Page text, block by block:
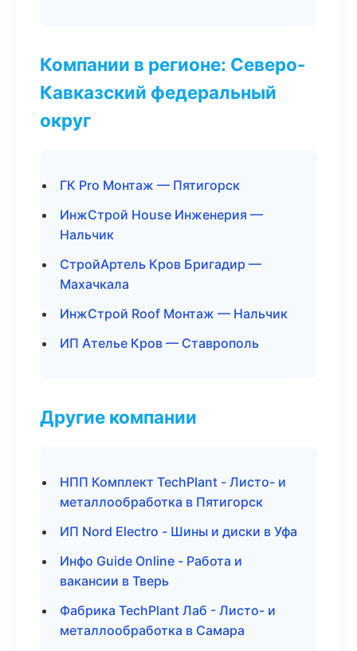
Компании в регионе: Северо-
Кавказский федеральный
округ
ГК Pro Монтаж — Пятигорск
ИнжСтрой House Инженерия —
Нальчик
СтройАртель Кров Бригадир —
Махачкала
ИнжСтрой Roof Монтаж — Нальчик
ИП Ателье Кров — Ставрополь
Другие компании
НПП Комплект TechPlant - Листо- и
металлообработка в Пятигорск
ИП Nord Electro - Шины и диски в Уфа
Инфо Guide Online - Работа и
вакансии в Тверь
Фабрика TechPlant Лаб - Листо- и
металлообработка в Самара